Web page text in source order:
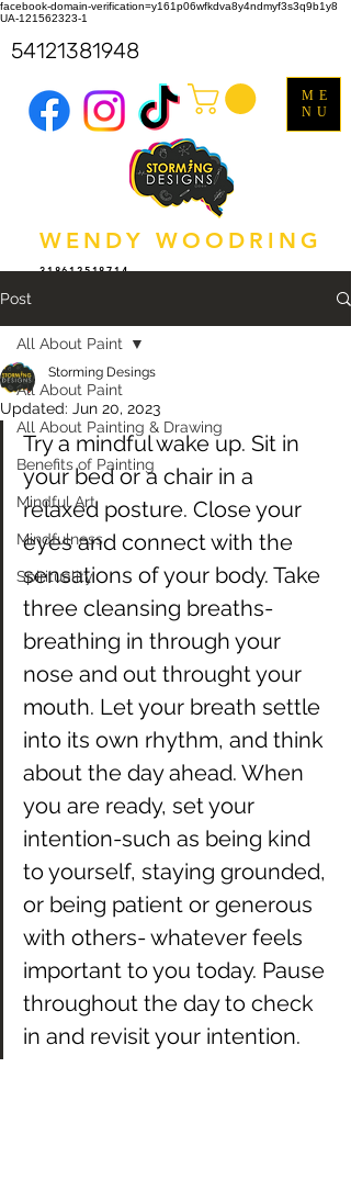
facebook-domain-verification=y161p06wfkdva8y4ndmyf3s3q9b1y8
UA-121562323-1
WENDY WOODRING
318612518714
ME
NU
54121381948
Post
All About Paint
All About Painting & Drawing
Benefits of Painting
Mindful Art
Mindfulness
Spirituality
All About Paint
Storming Desings
Updated: Jun 20, 2023
Try a mindful wake up. Sit in
your bed or a chair in a
relaxed posture. Close your
eyes and connect with the
sensations of your body. Take
three cleansing breaths-
breathing in through your
nose and out throught your
mouth. Let your breath settle
into its own rhythm, and think
about the day ahead. When
you are ready, set your
intention-such as being kind
to yourself, staying grounded,
or being patient or generous
with others- whatever feels
important to you today. Pause
throughout the day to check
in and revisit your intention.